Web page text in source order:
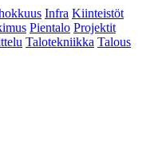
Infra Kiinteistöt
Pientalo Projektit
Talotekniikka Talous